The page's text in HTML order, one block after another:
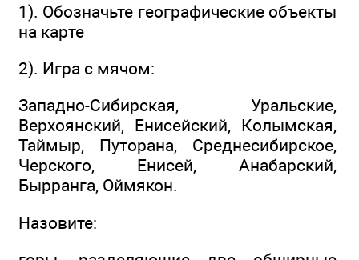
1). Обозначьте географические объекты
на карте
2). Игра с мячом:
Западно-Сибирская, Уральские,
Верхоянский, Енисейский, Колымская,
Таймыр, Путорана, Среднесибирское,
Черского, Енисей, Анабарский,
Бырранга, Оймякон.
Назовите: